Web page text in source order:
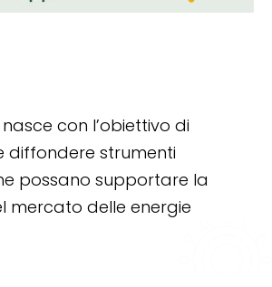
nasce con l’obiettivo di
diffondere strumenti
possano supportare la
mercato delle energie